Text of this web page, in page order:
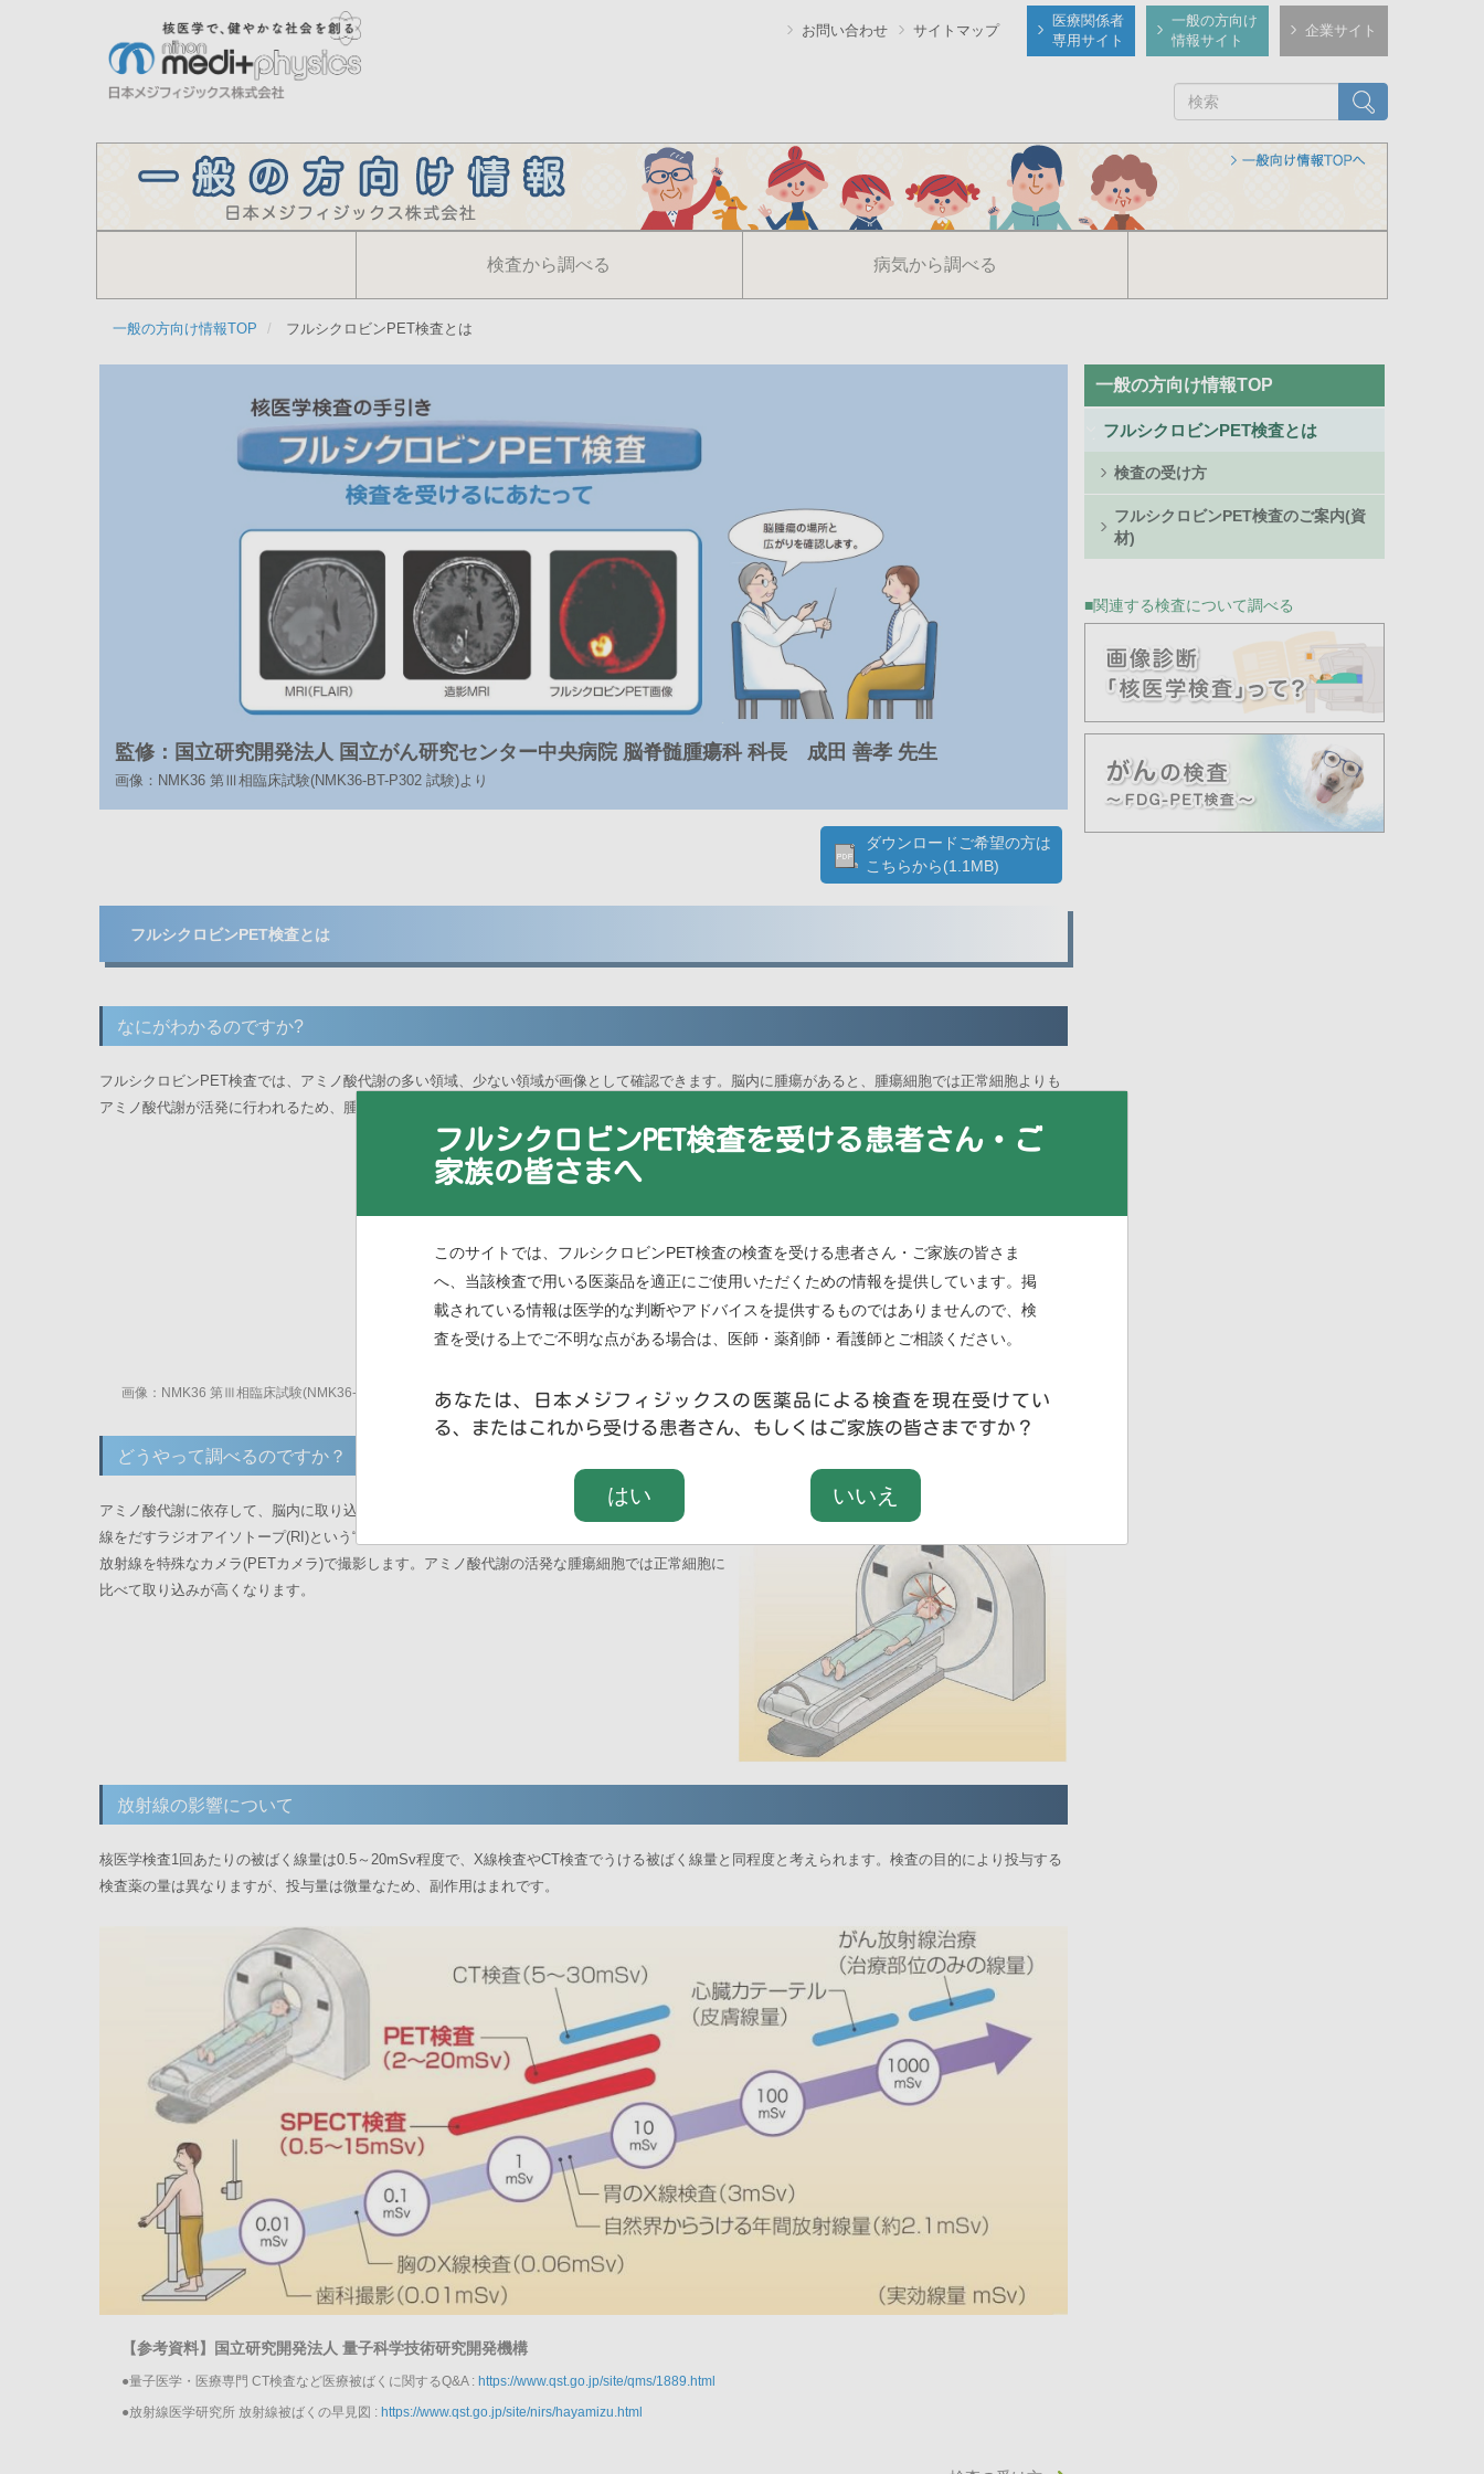
お問い合わせ サイトマップ
医療関係者
専用サイト
一般の方向け
情報サイト
企業サイト
検
検索
検査から調べる 病気から調べる
一般の方向け情報TOP フルシクロビンPET検査とは
監修：国立研究開発法人 国立がん研究センター中央病院 脳脊髄腫瘍科 科長 成田 善孝 先生
画像：NMK36 第Ⅲ相臨床試験(NMK36-BT-P302 試験)より
ダウンロードご希望の方は
こちらから(1.1MB)
フルシクロビンPET検査とは
なにがわかるのですか?
フルシクロビンPET検査では、アミノ酸代謝の多い領域、少ない領域が画像として確認できます。脳内に腫瘍があると、腫瘍細胞では正常細胞よりも
アミノ酸代謝が活発に行われるため、腫瘍領域が画像として確認できます。
画像：NMK36 第Ⅲ相臨床試験(NMK36-BT-P302 試験)より
どうやって調べるのですか？
アミノ酸代謝に依存して、脳内に取り込まれる放射性医薬品を注射します。このくすりには、放射
線をだすラジオアイソトープ(RI)という“しるし”がついています。脳に取り込まれたくすりから出る
放射線を特殊なカメラ(PETカメラ)で撮影します。アミノ酸代謝の活発な腫瘍細胞では正常細胞に
比べて取り込みが高くなります。
放射線の影響について
核医学検査1回あたりの被ばく線量は0.5～20mSv程度で、X線検査やCT検査でうける被ばく線量と同程度と考えられます。検査の目的により投与する
検査薬の量は異なりますが、投与量は微量なため、副作用はまれです。
【参考資料】国立研究開発法人 量子科学技術研究開発機構
●量子医学・医療専門 CT検査など医療被ばくに関するQ&A : https://www.qst.go.jp/site/qms/1889.html
●放射線医学研究所 放射線被ばくの早見図 : https://www.qst.go.jp/site/nirs/hayamizu.html
Public
Side
Menu
一般の方向け情報TOP
フルシクロビンPET検査とは
検査の受け方
フルシクロビンPET検査のご案内(資
材)
関連する検査について調べる
フルシクロビンPET検査を受ける患者さん・ご
家族の皆さまへ
このサイトでは、フルシクロビンPET検査の検査を受ける患者さん・ご家族の皆さま
へ、当該検査で用いる医薬品を適正にご使用いただくための情報を提供しています。掲
載されている情報は医学的な判断やアドバイスを提供するものではありませんので、検
査を受ける上でご不明な点がある場合は、医師・薬剤師・看護師とご相談ください。
あなたは、日本メジフィジックスの医薬品による検査を現在受けてい
る、またはこれから受ける患者さん、もしくはご家族の皆さまですか？
はい いいえ